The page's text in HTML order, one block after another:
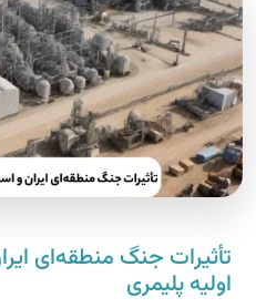
تأثیرات جنگ منطقه‌ای
اولیه پلیمری